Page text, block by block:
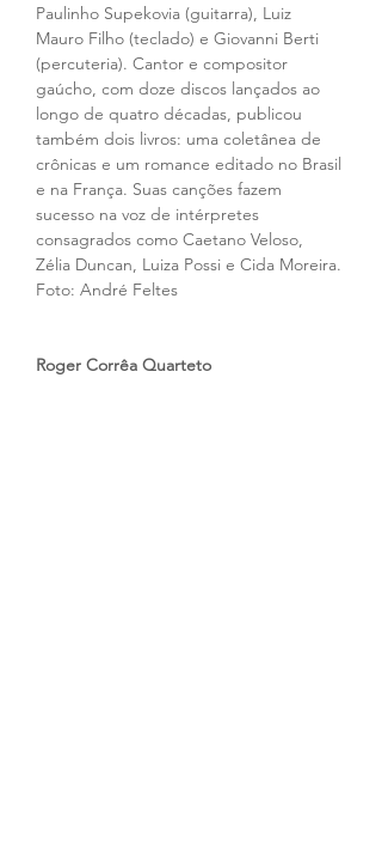
Paulinho Supekovia (guitarra), Luiz
Mauro Filho (teclado) e Giovanni Berti
(percuteria). Cantor e compositor
gaúcho, com doze discos lançados ao
longo de quatro décadas, publicou
também dois livros: uma coletânea de
crônicas e um romance editado no Brasil
e na França. Suas canções fazem
sucesso na voz de intérpretes
consagrados como Caetano Veloso,
Zélia Duncan, Luiza Possi e Cida Moreira.
Foto: André Feltes
Roger Corrêa Quarteto